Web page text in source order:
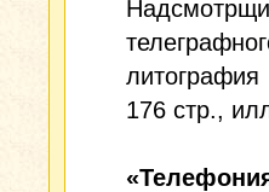
176 стр.,